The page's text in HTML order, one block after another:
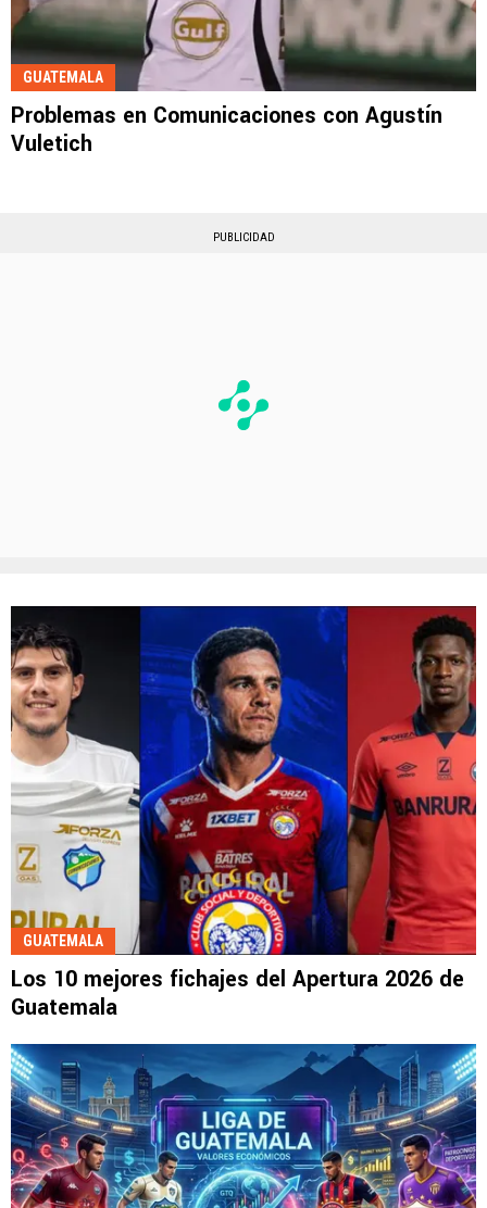
GUATEMALA
Problemas en Comunicaciones con Agustín
Vuletich
PUBLICIDAD
GUATEMALA
Los 10 mejores fichajes del Apertura 2026 de
Guatemala